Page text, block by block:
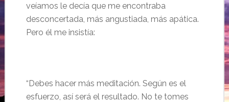
veíamos le decía que me encontraba
desconcertada, más angustiada, más apática.
Pero él me insistía:
“Debes hacer más meditación. Según es el
esfuerzo, así será el resultado. No te tomes